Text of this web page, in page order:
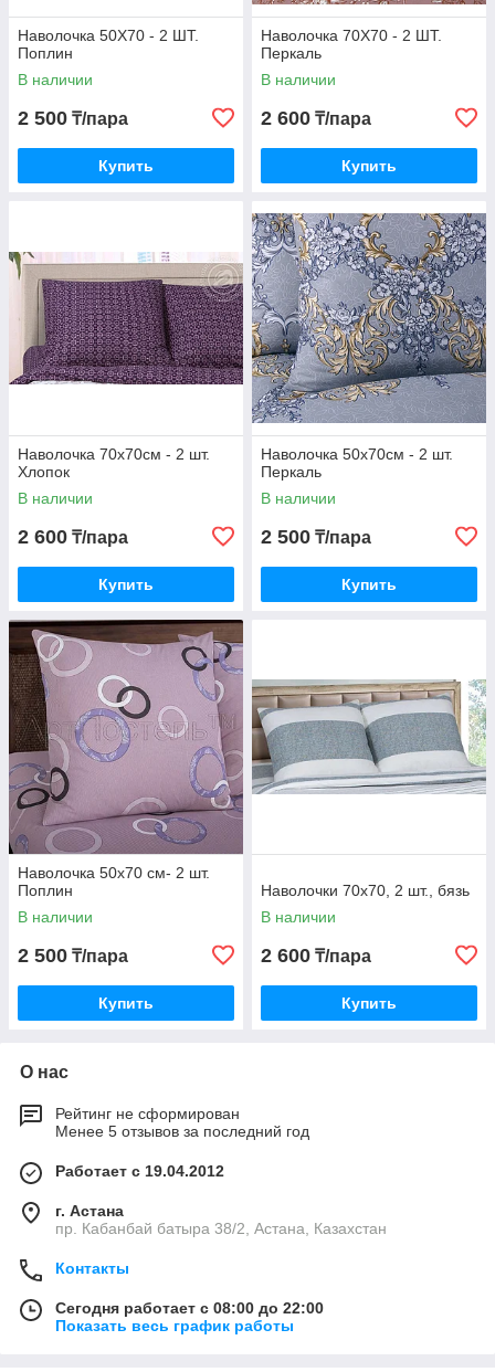
Наволочка 50Х70 - 2 ШТ.
Поплин
В наличии
2 500 ₸/пара
Купить
Наволочка 70Х70 - 2 ШТ.
Перкаль
В наличии
2 600 ₸/пара
Купить
Наволочка 70х70см - 2 шт.
Хлопок
В наличии
2 600 ₸/пара
Купить
Наволочка 50х70см - 2 шт.
Перкаль
В наличии
2 500 ₸/пара
Купить
Наволочка 50х70 см- 2 шт.
Поплин
В наличии
2 500 ₸/пара
Купить
Наволочки 70х70, 2 шт., бязь
В наличии
2 600 ₸/пара
Купить
О нас
Рейтинг не сформирован
Менее 5 отзывов за последний год
Работает с 19.04.2012
г. Астана
пр. Кабанбай батыра 38/2, Астана, Казахстан
Контакты
Сегодня работает с 08:00 до 22:00
Показать весь график работы